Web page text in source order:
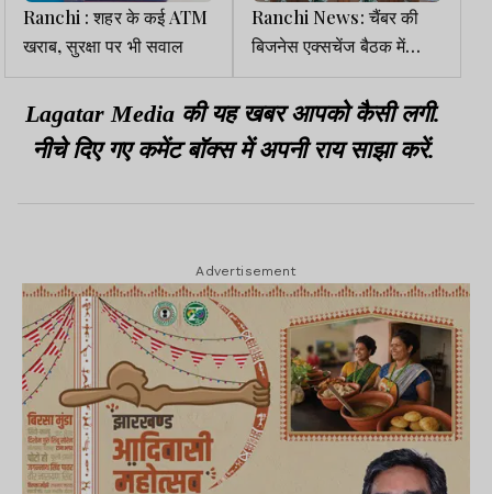
Ranchi : शहर के कई ATM
खराब, सुरक्षा पर भी सवाल
Ranchi News: चैंबर की
बिजनेस एक्सचेंज बैठक में
व्यापारिक नेटवर्किंग पर जोर
Lagatar Media की यह खबर आपको कैसी लगी.
नीचे दिए गए कमेंट बॉक्स में अपनी राय साझा करें.
Advertisement